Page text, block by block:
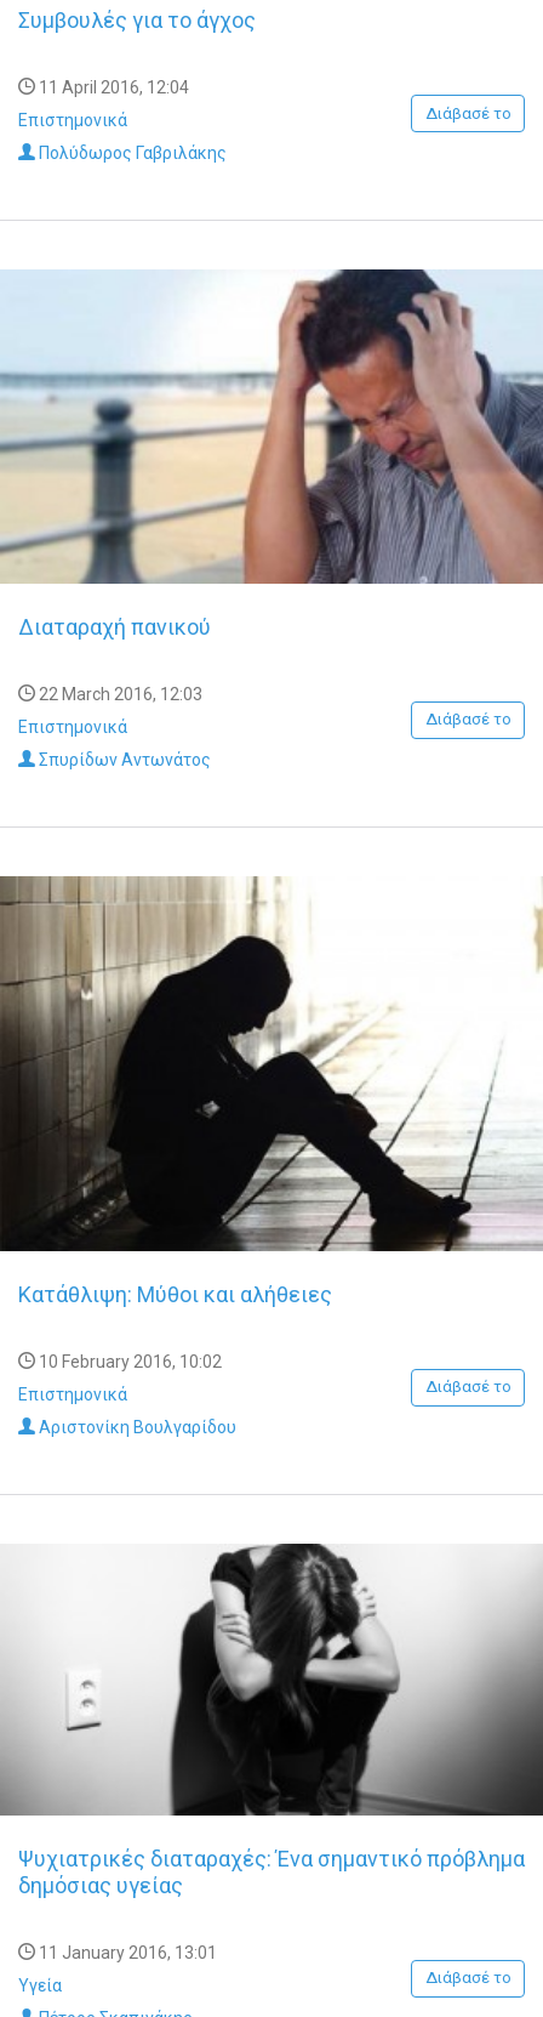
Συμβουλές για το άγχος
11 April 2016, 12:04
Επιστημονικά
Πολύδωρος Γαβριλάκης
Διάβασέ το
Διαταραχή πανικού
22 March 2016, 12:03
Επιστημονικά
Σπυρίδων Αντωνάτος
Διάβασέ το
Κατάθλιψη: Μύθοι και αλήθειες
10 February 2016, 10:02
Επιστημονικά
Αριστονίκη Βουλγαρίδου
Διάβασέ το
Ψυχιατρικές διαταραχές: Ένα σημαντικό πρόβλημα
δημόσιας υγείας
11 January 2016, 13:01
Υγεία
Διάβασέ το